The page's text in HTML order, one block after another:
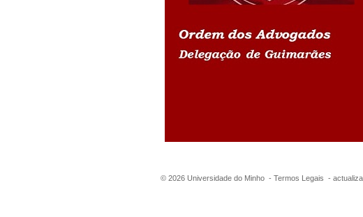
© 2026 Universidade do Minho - Termos Legais -